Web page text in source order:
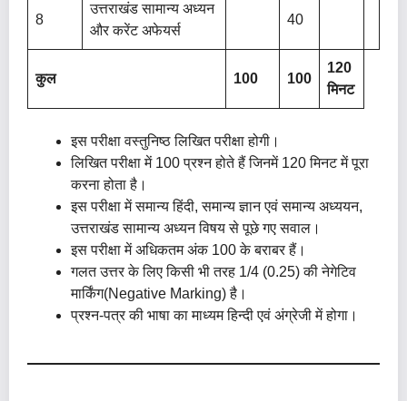
8
उत्तराखंड सामान्य अध्यन
और करेंट अफेयर्स
40
कुल 100 100
120
मिनट
इस परीक्षा वस्तुनिष्ठ लिखित परीक्षा होगी।
लिखित परीक्षा में 100 प्रश्न होते हैं जिनमें 120 मिनट में पूरा
करना होता है।
इस परीक्षा में समान्य हिंदी, समान्य ज्ञान एवं समान्य अध्ययन,
उत्तराखंड सामान्य अध्यन विषय से पूछे गए सवाल।
इस परीक्षा में अधिकतम अंक 100 के बराबर हैं।
गलत उत्तर के लिए किसी भी तरह 1/4 (0.25) की नेगेटिव
मार्किंग(Negative Marking) है।
प्रश्न-पत्र की भाषा का माध्यम हिन्दी एवं अंग्रेजी में होगा।